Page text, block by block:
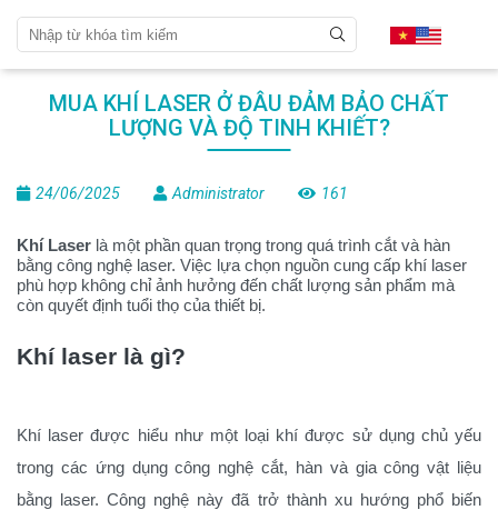
MUA KHÍ LASER Ở ĐÂU ĐẢM BẢO CHẤT
LƯỢNG VÀ ĐỘ TINH KHIẾT?
24/06/2025 Administrator 161
Khí Laser là một phần quan trọng trong quá trình cắt và hàn
bằng công nghệ laser. Việc lựa chọn nguồn cung cấp khí laser
phù hợp không chỉ ảnh hưởng đến chất lượng sản phẩm mà
còn quyết định tuổi thọ của thiết bị.
Khí laser là gì?
Khí laser được hiểu như một loại khí được sử dụng chủ yếu
trong các ứng dụng công nghệ cắt, hàn và gia công vật liệu
bằng laser. Công nghệ này đã trở thành xu hướng phổ biến